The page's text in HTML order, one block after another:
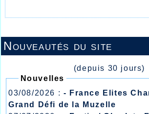
Nouveautés du site
(depuis 30 jours)
Nouvelles
03/08/2026 : - France Elites
Grand Défi de la Muzelle